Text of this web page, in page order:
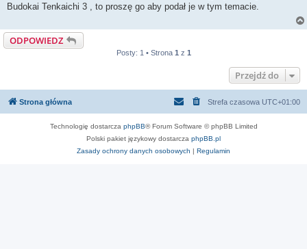
Budokai Tenkaichi 3 , to proszę go aby podał je w tym temacie.
ODPOWIEDZ
Posty: 1 • Strona 1 z 1
Przejdź do
Strona główna Strefa czasowa UTC+01:00
Technologię dostarcza phpBB® Forum Software © phpBB Limited
Polski pakiet językowy dostarcza phpBB.pl
Zasady ochrony danych osobowych | Regulamin